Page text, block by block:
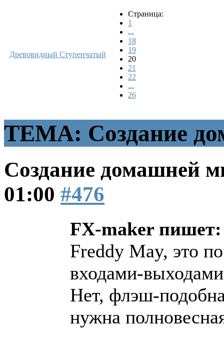
Древовидный Ступенчатый
Страница:
1
...
18
19
20
21
22
...
26
ТЕМА: Создание
Создание домашней
01:00 #476
FX-maker пишет:
Freddy May, это
входами-
Нет, флэш-
нужна